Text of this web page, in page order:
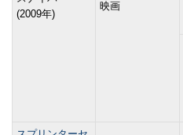
(2009年)
映画